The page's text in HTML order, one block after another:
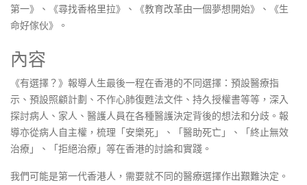
第一》、《尋找香格里拉》、《教育改革由一個夢想開始》、《生
命好傢伙》。
內容
《有選擇？》報導人生最後一程在香港的不同選擇：預設醫療指
示、預設照顧計劃、不作心肺復甦法文件、持久授權書等等，深入
探討病人、家人、醫護人員在各種醫護決定背後的想法和分歧。報
導亦從病人自主權，梳理「安樂死」、「醫助死亡」、「終止無效
治療」、「拒絕治療」等在香港的討論和實踐。
我們可能是第一代香港人，需要就不同的醫療選擇作出艱難決定。